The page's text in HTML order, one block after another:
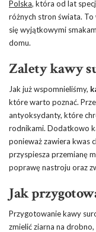
Polska, która od lat
różnych stron świata. To
się wyjątkowymi
domu.
Zalety kawy
Jak już wspomnieliśmy,
które warto poznać.
antyoksydanty, które
rodnikami. Dodatkowo
ponieważ zawiera kwas
przyspiesza przemianę
poprawę nastroju oraz
Jak
Przygotowanie kawy
zmielić ziarna na